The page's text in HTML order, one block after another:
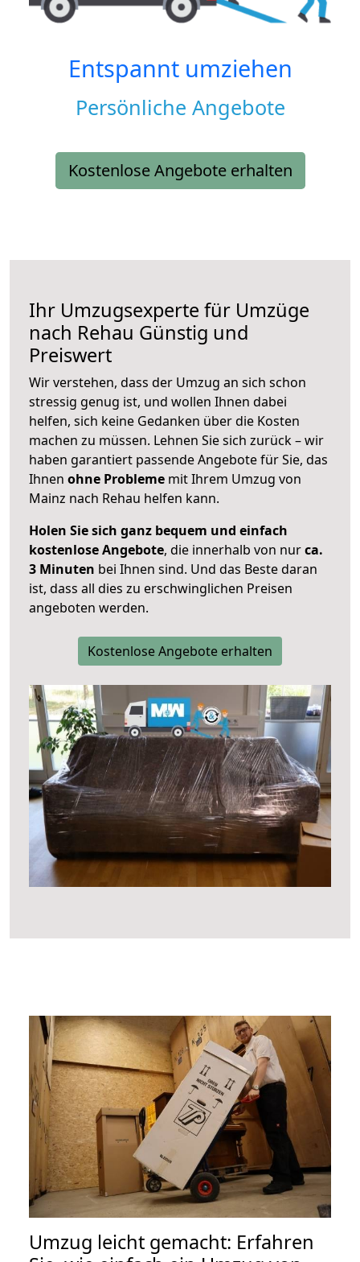
Entspannt umziehen
Persönliche Angebote
Kostenlose Angebote erhalten
Ihr Umzugsexperte für Umzüge
nach Rehau Günstig und
Preiswert
Wir verstehen, dass der Umzug an sich schon
stressig genug ist, und wollen Ihnen dabei
helfen, sich keine Gedanken über die Kosten
machen zu müssen. Lehnen Sie sich zurück – wir
haben garantiert passende Angebote für Sie, das
Ihnen ohne Probleme mit Ihrem Umzug von
Mainz nach Rehau helfen kann.
Holen Sie sich ganz bequem und einfach
kostenlose Angebote, die innerhalb von nurca.
3 Minuten bei Ihnen sind. Und das Beste daran
ist, dass all dies zu erschwinglichen Preisen
angeboten werden.
Kostenlose Angebote erhalten
Umzug leicht gemacht: Erfahren